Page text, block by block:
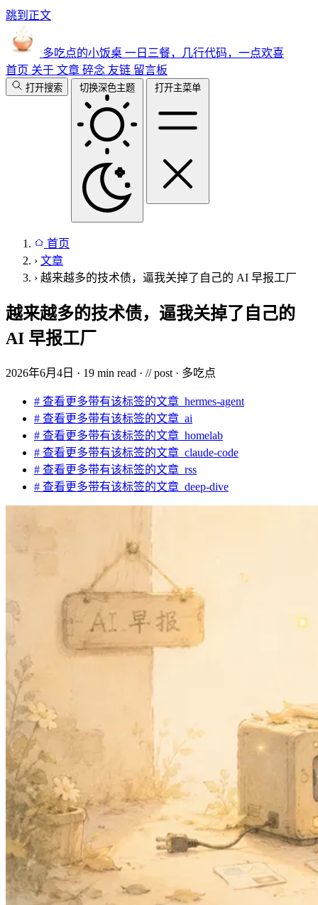
跳到正文
多吃点的小饭桌 一日三餐，几行代码，一点欢喜
首页 关于 文章 碎念 友链 留言板
打开搜索 切换深色主题 打开主菜单
首页
› 文章
› 越来越多的技术债，逼我关掉了自己的 AI 早报工厂
越来越多的技术债，逼我关掉了自己的
AI 早报工厂
2026年6月4日 · 19 min read · // post · 多吃点
# 查看更多带有该标签的文章 hermes-agent
# 查看更多带有该标签的文章 ai
# 查看更多带有该标签的文章 homelab
# 查看更多带有该标签的文章 claude-code
# 查看更多带有该标签的文章 rss
# 查看更多带有该标签的文章 deep-dive